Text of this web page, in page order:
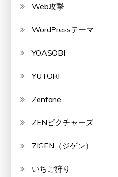
Web攻撃
WordPressテーマ
YOASOBI
YUTORI
Zenfone
ZENピクチャーズ
ZIGEN（ジゲン）
いちご狩り